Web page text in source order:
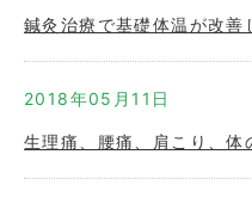
鍼灸治療で基礎体温が改善
2018年05月11日
生理痛、腰痛、肩こり、